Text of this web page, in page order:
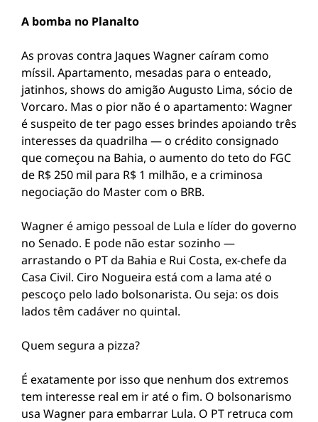
A bomba no Planalto
As provas contra Jaques Wagner caíram como
míssil. Apartamento, mesadas para o enteado,
jatinhos, shows do amigão Augusto Lima, sócio de
Vorcaro. Mas o pior não é o apartamento: Wagner
é suspeito de ter pago esses brindes apoiando três
interesses da quadrilha — o crédito consignado
que começou na Bahia, o aumento do teto do FGC
de R$ 250 mil para R$ 1 milhão, e a criminosa
negociação do Master com o BRB.
Wagner é amigo pessoal de Lula e líder do governo
no Senado. E pode não estar sozinho —
arrastando o PT da Bahia e Rui Costa, ex-chefe da
Casa Civil. Ciro Nogueira está com a lama até o
pescoço pelo lado bolsonarista. Ou seja: os dois
lados têm cadáver no quintal.
Quem segura a pizza?
É exatamente por isso que nenhum dos extremos
tem interesse real em ir até o fim. O bolsonarismo
usa Wagner para embarrar Lula. O PT retruca com